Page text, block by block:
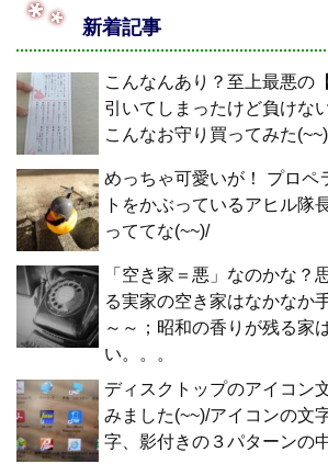
新着記事
こんなんあり？至上最悪の
引いてしまったけど負けな
こんなお守り買ってみた
めっちゃ可愛いが！ プロペ
トをかぶっているアヒル
っててな(~~)/
「空き家＝悪」なのかな？
る実家の空き家はなかなか
～～；昭和の香りが残る家
い。。。
ディスクトップのアイコン
みました(~~)/アイコンの文
字、影付きの３パターンの